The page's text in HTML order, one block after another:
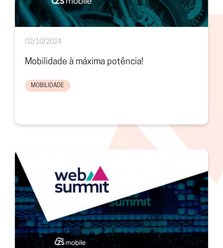
02/10/2024
Mobilidade à máxima potência!
MOBILIDADE